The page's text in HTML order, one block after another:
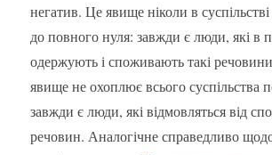
негатив. Це явище ніколи в
до повного нуля: завжди є люди, які в
одержують і споживають такі
явище не охоплює всього суспільства
завжди є люди, які відмовляться від
речовин. Аналогічне справедливо